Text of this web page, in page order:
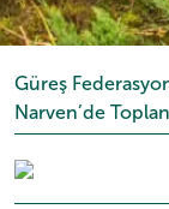
Güreş
Narven’de